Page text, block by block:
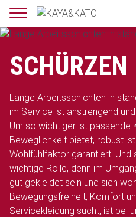
SCHÜRZEN
Lange Arbeitsschichten in
im Service ist anstrengend
Um so wichtiger ist passende
Beweglichkeit bietet, robust
Wohlfühlfaktor garantiert. Und
wichtige Rolle, denn im
gut gekleidet sein und sich
Bewegungsfreiheit, Komfort
Servicekleidung sucht, ist bei